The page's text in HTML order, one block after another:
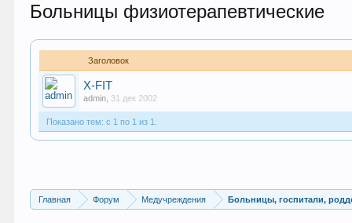
Больницы физиотерапевтические
Заголовок
X-FIT
admin 31 дек 2002
Показано тем: с 1 по 1 из 1.
Главная Форум Медучреждения Больницы, госпитали,